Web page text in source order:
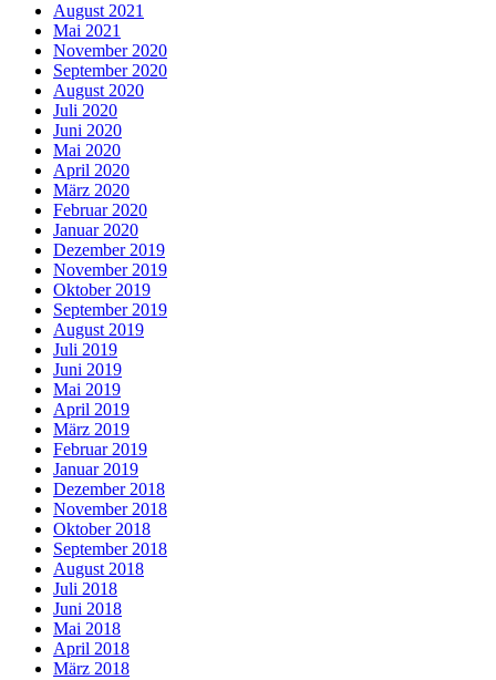
August 2021
Mai 2021
November 2020
September 2020
August 2020
Juli 2020
Juni 2020
Mai 2020
April 2020
März 2020
Februar 2020
Januar 2020
Dezember 2019
November 2019
Oktober 2019
September 2019
August 2019
Juli 2019
Juni 2019
Mai 2019
April 2019
März 2019
Februar 2019
Januar 2019
Dezember 2018
November 2018
Oktober 2018
September 2018
August 2018
Juli 2018
Juni 2018
Mai 2018
April 2018
März 2018